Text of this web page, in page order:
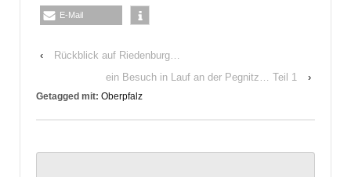
E-Mail
‹
Rückblick auf Riedenburg…
ein Besuch in Lauf an der Pegnitz… Teil 1
›
Getagged mit: Oberpfalz